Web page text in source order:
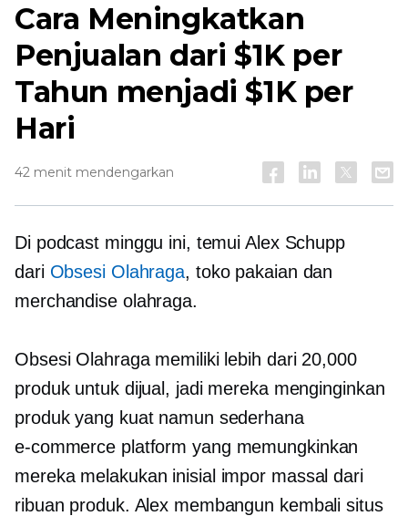
Cara Meningkatkan
Penjualan dari $1K per
Tahun menjadi $1K per
Hari
42 menit mendengarkan
Di podcast minggu ini, temui Alex Schupp
dari Obsesi Olahraga, toko pakaian dan
merchandise olahraga.
Obsesi Olahraga memiliki lebih dari 20,000
produk untuk dijual, jadi mereka menginginkan
produk yang kuat namun sederhana
e-commerce platform yang memungkinkan
mereka melakukan inisial impor massal dari
ribuan produk. Alex membangun kembali situs